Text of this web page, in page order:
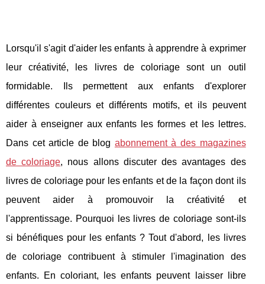
Lorsqu'il s'agit d'aider les enfants à apprendre à exprimer
leur créativité, les livres de coloriage sont un outil
formidable. Ils permettent aux enfants d'explorer
différentes couleurs et différents motifs, et ils peuvent
aider à enseigner aux enfants les formes et les lettres.
Dans cet article de blog abonnement à des magazines
de coloriage, nous allons discuter des avantages des
livres de coloriage pour les enfants et de la façon dont ils
peuvent aider à promouvoir la créativité et
l'apprentissage. Pourquoi les livres de coloriage sont-ils
si bénéfiques pour les enfants ? Tout d'abord, les livres
de coloriage contribuent à stimuler l'imagination des
enfants. En coloriant, les enfants peuvent laisser libre